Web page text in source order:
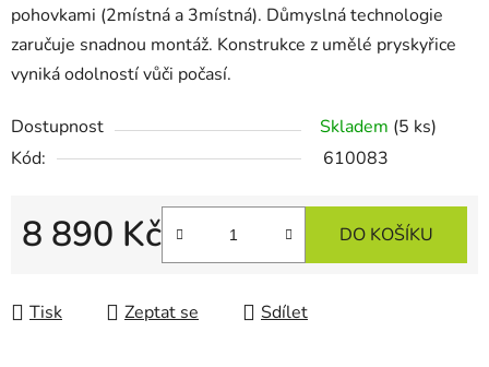
pohovkami (2místná a 3místná). Důmyslná technologie
zaručuje snadnou montáž. Konstrukce z umělé pryskyřice
vyniká odolností vůči počasí.
Dostupnost Skladem (5 ks)
Kód:
610083
8 890 Kč DO KOŠÍKU
Tisk Zeptat se Sdílet